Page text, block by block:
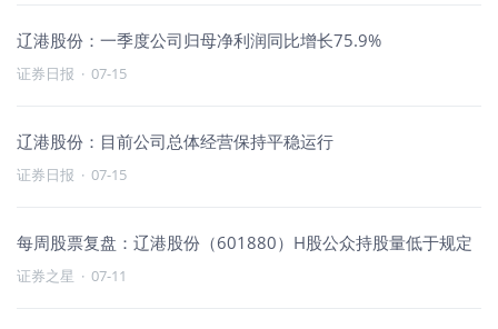
辽港股份：一季度公司归母净利润同比增长75.9%
证券日报 · 07-15
辽港股份：目前公司总体经营保持平稳运行
证券日报 · 07-15
每周股票复盘：辽港股份（601880）H股公众持股量低于规定
证券之星 · 07-11